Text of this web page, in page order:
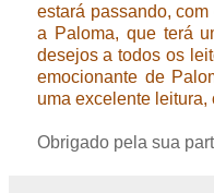
estará passando,
a Paloma, que terá
desejos a todos os
emocionante de
uma excelente
Obrigado pela sua